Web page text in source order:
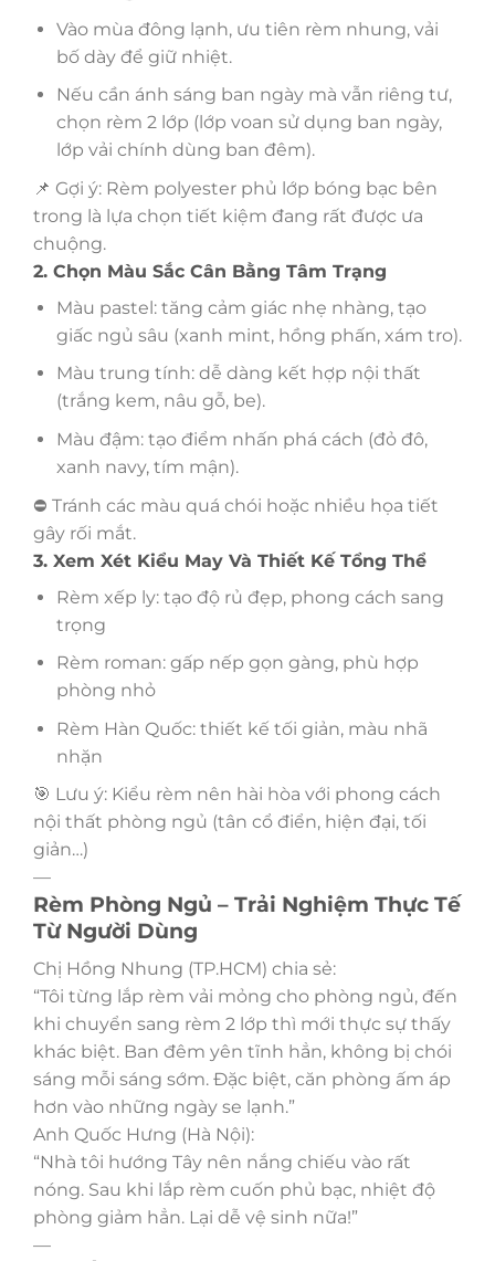
Vào mùa đông lạnh, ưu tiên rèm nhung, vải
bố dày để giữ nhiệt.
Nếu cần ánh sáng ban ngày mà vẫn riêng tư,
chọn rèm 2 lớp (lớp voan sử dụng ban ngày,
lớp vải chính dùng ban đêm).
📌 Gợi ý: Rèm polyester phủ lớp bóng bạc bên
trong là lựa chọn tiết kiệm đang rất được ưa
chuộng.
2. Chọn Màu Sắc Cân Bằng Tâm Trạng
Màu pastel: tăng cảm giác nhẹ nhàng, tạo
giấc ngủ sâu (xanh mint, hồng phấn, xám tro).
Màu trung tính: dễ dàng kết hợp nội thất
(trắng kem, nâu gỗ, be).
Màu đậm: tạo điểm nhấn phá cách (đỏ đô,
xanh navy, tím mận).
⛔️ Tránh các màu quá chói hoặc nhiều họa tiết
gây rối mắt.
3. Xem Xét Kiểu May Và Thiết Kế Tổng Thể
Rèm xếp ly: tạo độ rủ đẹp, phong cách sang
trọng
Rèm roman: gấp nếp gọn gàng, phù hợp
phòng nhỏ
Rèm Hàn Quốc: thiết kế tối giản, màu nhã
nhặn
🎯 Lưu ý: Kiểu rèm nên hài hòa với phong cách
nội thất phòng ngủ (tân cổ điển, hiện đại, tối
giản…)
—
Rèm Phòng Ngủ – Trải Nghiệm Thực Tế
Từ Người Dùng
Chị Hồng Nhung (TP.HCM) chia sẻ:
“Tôi từng lắp rèm vải mỏng cho phòng ngủ, đến
khi chuyển sang rèm 2 lớp thì mới thực sự thấy
khác biệt. Ban đêm yên tĩnh hẳn, không bị chói
sáng mỗi sáng sớm. Đặc biệt, căn phòng ấm áp
hơn vào những ngày se lạnh.”
Anh Quốc Hưng (Hà Nội):
“Nhà tôi hướng Tây nên nắng chiếu vào rất
nóng. Sau khi lắp rèm cuốn phủ bạc, nhiệt độ
phòng giảm hẳn. Lại dễ vệ sinh nữa!”
—